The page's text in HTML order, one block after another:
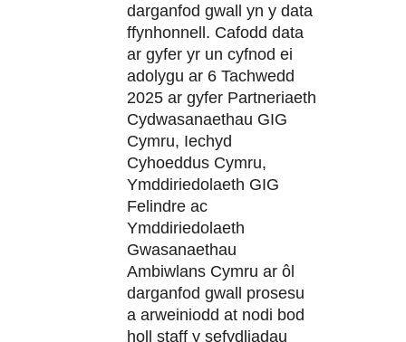
darganfod gwall yn y data
ffynhonnell. Cafodd data
ar gyfer yr un cyfnod ei
adolygu ar 6 Tachwedd
2025 ar gyfer Partneriaeth
Cydwasanaethau GIG
Cymru, Iechyd
Cyhoeddus Cymru,
Ymddiriedolaeth GIG
Felindre ac
Ymddiriedolaeth
Gwasanaethau
Ambiwlans Cymru ar ôl
darganfod gwall prosesu
a arweiniodd at nodi bod
holl staff y sefydliadau